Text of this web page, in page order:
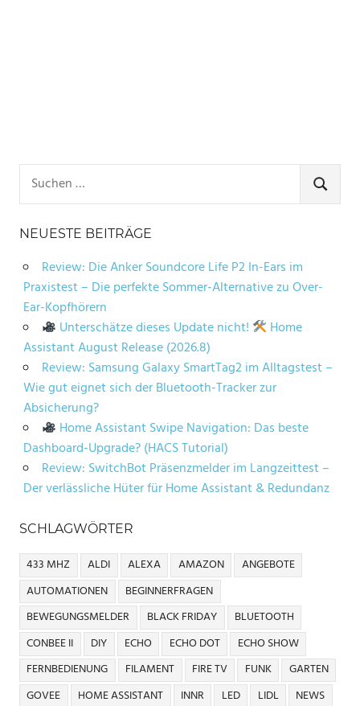
nach:
SUCHEN
NEUESTE BEITRÄGE
Review: Die Anker Soundcore Life P2 In-Ears im
Praxistest – Die perfekte Sommer-Alternative zu Over-
Ear-Kopfhörern
Unterschätze dieses Update nicht!
Home
Assistant August Release (2026.8)
Review: Samsung Galaxy SmartTag2 im Alltagstest –
Wie gut eignet sich der Bluetooth-Tracker zur
Absicherung?
Home Assistant Swipe Navigation: Das beste
Dashboard-Upgrade? (HACS Tutorial)
Review: SwitchBot Präsenzmelder im Langzeittest –
Der verlässliche Hüter für Home Assistant & Redundanz
SCHLAGWÖRTER
433 MHZ ALDI ALEXA AMAZON
ANGEBOTE
AUTOMATIONEN
BEGINNERFRAGEN
BEWEGUNGSMELDER
BLACK FRIDAY
BLUETOOTH
CONBEE II
DIY ECHO ECHO DOT
ECHO SHOW
FERNBEDIENUNG
FILAMENT FIRE TV FUNK
GARTEN
GOVEE
HOME ASSISTANT INNR LED LIDL
NEWS